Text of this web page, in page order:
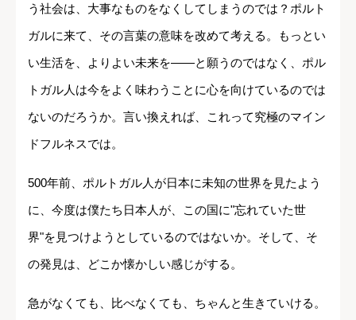
う社会は、大事なものをなくしてしまうのでは？ポルト
ガルに来て、その言葉の意味を改めて考える。もっとい
い生活を、よりよい未来を――と願うのではなく、ポル
トガル人は今をよく味わうことに心を向けているのでは
ないのだろうか。言い換えれば、これって究極のマイン
ドフルネスでは。
500年前、ポルトガル人が日本に未知の世界を見たよう
に、今度は僕たち日本人が、この国に"忘れていた世
界"を見つけようとしているのではないか。そして、そ
の発見は、どこか懐かしい感じがする。
急がなくても、比べなくても、ちゃんと生きていける。